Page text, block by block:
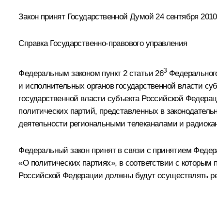
Закон принят Государственной Думой 24 сентября
Справка Государственно-правового управления
Федеральным законом пункт 2 статьи 263
и исполнительных органов государственной власти
государственной власти субъекта Российской
политических партий, представленных в
деятельности региональными телеканалами и
Федеральный закон принят в связи с принятием
«О политических партиях», в соответствии с которым
Российской Федерации должны будут осуществлять